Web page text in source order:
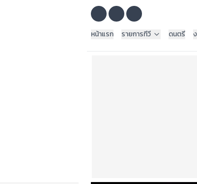
หน้าแรก
รายการทีวี ดนตรี